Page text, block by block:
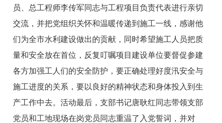
员、总工程师李传军同志与工程项目负责代表进行亲切
交流，并把党组织关怀和温暖传递到施工一线，感谢他
们为全市水利建设做出的贡献，同时希望施工人员把质
量和安全放在首位，反复叮嘱项目建设单位要督促参建
各方加强工人们的安全防护，要正确处理好度汛安全与
施工进度的关系，要以良好的精神状态和身体投入到生
产工作中去。活动最后，支部书记唐耿红同志带领支部
党员和工地现场在岗党员同志重温了入党誓词，并对